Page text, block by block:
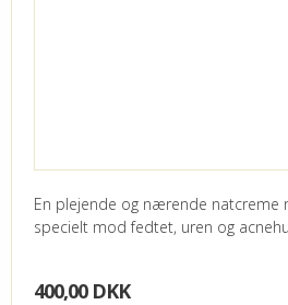
En plejende og nærende natcreme
specielt mod fedtet, uren og
400,00 DKK